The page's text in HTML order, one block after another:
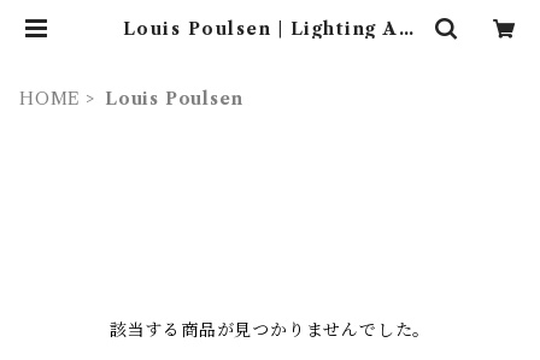
Louis Poulsen | Lighting Art
HOME
Louis Poulsen
該当する商品が見つかりませんでした。